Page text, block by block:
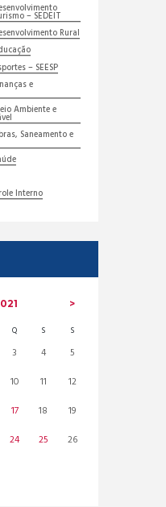
– SEDEIT
Rural
– SEESP
e
Ambiente e
Saneamento e
Interno
Q S S
3 4
5
10 11
12
17 18
19
24 25
26